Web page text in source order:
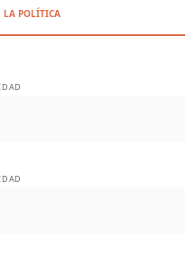
LA POLÍTICA